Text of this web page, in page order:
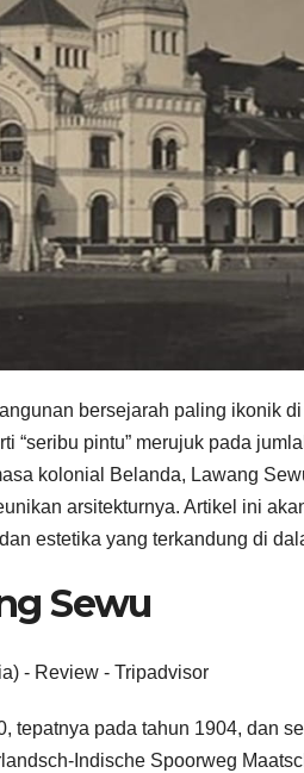
bersejarah paling ikonik
“seribu pintu” merujuk pada
kolonial Belanda, Lawang
arsitekturnya. Artikel ini
estetika yang terkandung di
Sewu
tepatnya pada tahun 1904, dan
Indische Spoorweg